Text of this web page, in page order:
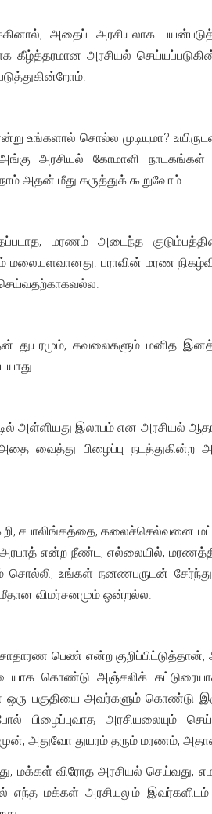
அதைப் அரசியலாக
கீழ்த்தரமான அரசியல்
உங்களால் சொல்ல முடியுமா?
அரசியல் கோமாளி
அதன் மீது கருத்துக் கூறுவோம்.
மரணம் அடைந்த
மலையளவானது. பராவின் மரண
கவலைகளும் மனித
அள்ளியது இலாபம் என அரசியல்
வைத்து பிழைப்பு நடத்துகின்ற
சபாலிங்கத்தை, கலைச்செல்வனை
என்ற நீண்ட, எல்லையில்,
சொல்லி, உங்கள் நனணபருடன்
விமர்சனமும் ஒன்றல்ல.
சாதாரண பெண் என்ற
கொண்டு அஞ்சலிக்
பகுதியை அவர்களும் கொண்டு
பிழைப்புவாத அரசியலையும்
அதுவோ துயரம் தரும் மரணம்,
மக்கள் விரோத அரசியல் செய்வது,
எந்த மக்கள் அரசியலும்